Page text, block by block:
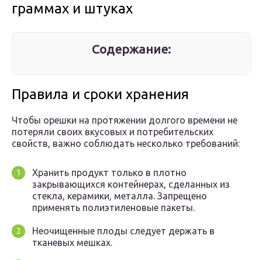
граммах и штуках
Содержание:
Правила и сроки хранения
Чтобы орешки на протяжении долгого времени не
потеряли своих вкусовых и потребительских
свойств, важно соблюдать несколько требований:
Хранить продукт только в плотно
закрывающихся контейнерах, сделанных из
стекла, керамики, металла. Запрещено
применять полиэтиленовые пакеты.
Неочищенные плоды следует держать в
тканевых мешках.